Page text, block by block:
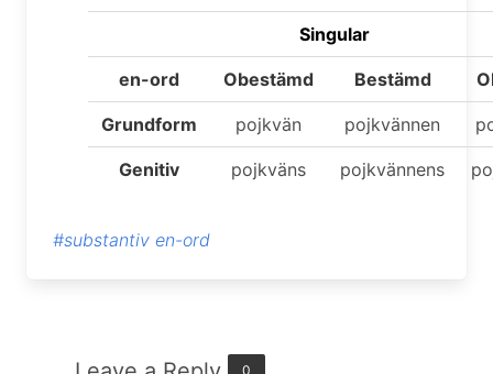
Singular
en-ord Obestämd Bestämd
Grundform pojkvän pojkvännen
Genitiv pojkväns pojkvännens
#substantiv en-ord
0